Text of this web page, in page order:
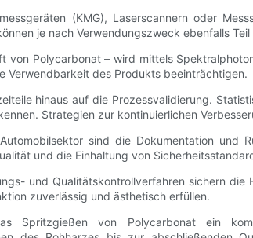
(KMG), Laserscannern oder
je nach Verwendungszweck ebenfalls Teil
von Polycarbonat – wird mittels
Verwendbarkeit des Produkts beeinträchtigen.
hinaus auf die Prozessvalidierung.
Strategien zur kontinuierlichen
sind die Dokumentation und
und die Einhaltung von
und Qualitätskontrollverfahren sichern
zuverlässig und ästhetisch erfüllen.
Spritzgießen von Polycarbonat ein